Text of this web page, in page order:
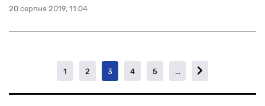
20 серпня 2019, 11:04
1 2 3 4 5 ...